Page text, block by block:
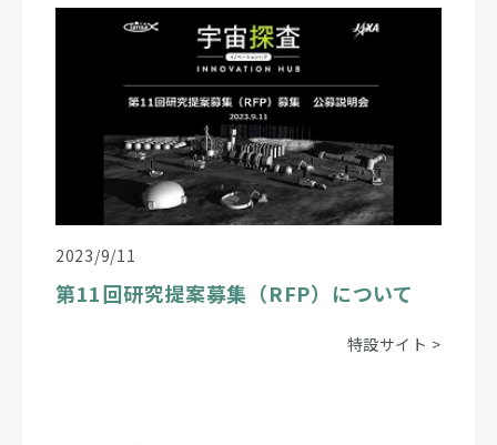
2023/9/11
第11回研究提案募集（RFP）について
特設サイト >